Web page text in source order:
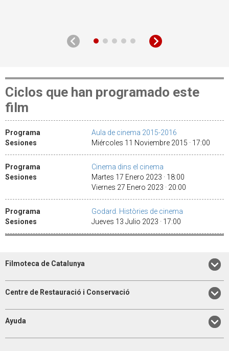
Ciclos que han programado este
film
Programa
Aula de cinema 2015-2016
Sesiones
Miércoles 11 Noviembre 2015 · 17:00
Programa
Cinema dins el cinema
Sesiones
Martes 17 Enero 2023 · 18:00
Viernes 27 Enero 2023 · 20:00
Programa
Godard. Històries de cinema
Sesiones
Jueves 13 Julio 2023 · 17:00
Filmoteca de Catalunya
Centre de Restauració i Conservació
Ayuda